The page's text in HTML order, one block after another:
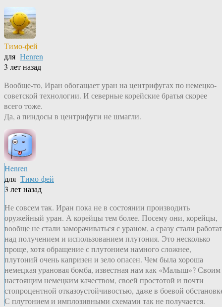
Тимо-фей
для Henren
3 лет назад
Вообще-то, Иран обогащает уран на центрифугах по немецко-
советской технологии. И северные корейские братья скорее
всего тоже.
Да, а пиндосы в центрифуги не шмагли.
Henren
для Тимо-фей
3 лет назад
Не совсем так. Иран пока не в состоянии производить
оружейный уран. А корейцы тем более. Посему они, корейцы,
вообще не стали заморачиваться с ураном, а сразу стали
над получением и использованием плутония. Это несколько
проще, хотя обращение с плутонием намного сложнее,
плутоний очень капризен и зело опасен. Чем была хороша
немецкая урановая бомба, известная нам как «Малыш»? Своим
настоящим немецким качеством, своей простотой и почти
стопроцентной отказоустойчивостью, даже в боевой
С плутонием и имплозивными схемами так не получается.